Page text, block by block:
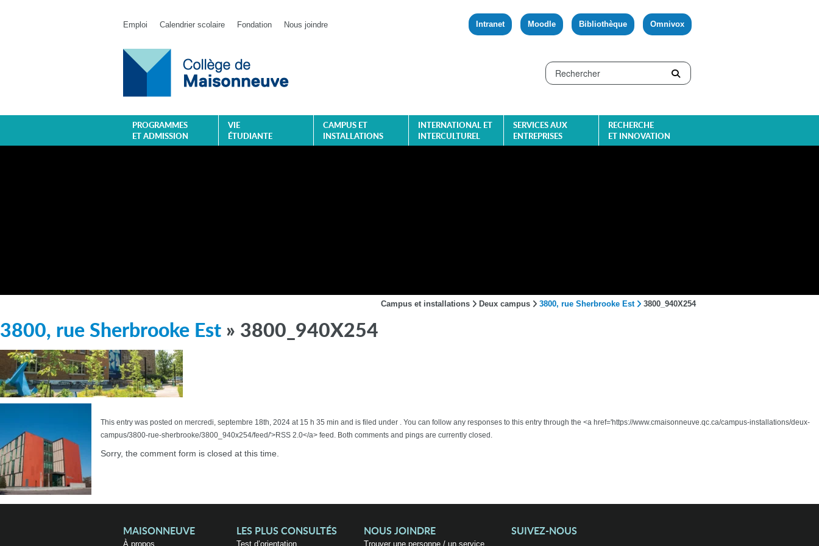
Emploi Calendrier scolaire Fondation Nous joindre Intranet Moodle Bibliothèque Omnivox
PROGRAMMES
ET ADMISSION
VIE
ÉTUDIANTE
CAMPUS ET
INSTALLATIONS
INTERNATIONAL ET
INTERCULTUREL
SERVICES AUX
ENTREPRISES
RECHERCHE
ET INNOVATION
Campus et installations Deux campus 3800, rue Sherbrooke Est 3800_940X254
3800, rue Sherbrooke Est » 3800_940X254
This entry was posted on mercredi, septembre 18th, 2024 at 15 h 35 min and is filed under . You can follow any responses to this entry through the <a href='https://www.cmaisonneuve.qc.ca/campus-installations/deux-
campus/3800-rue-sherbrooke/3800_940x254/feed/'>RSS 2.0</a> feed. Both comments and pings are currently closed.
Sorry, the comment form is closed at this time.
MAISONNEUVE
À propos
LES PLUS CONSULTÉS
Test d’orientation
NOUS JOINDRE
Trouver une personne / un service
SUIVEZ-NOUS